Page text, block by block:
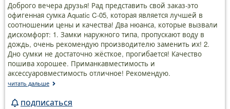
Доброго вечера друзья! Рад представить свой заказ-это
офигенная сумка Aquatic C-05, которая является лучшей в
соотношении цены и качества! Два нюанса, которые вызвали
дискомфорт: 1. Замки наружного типа, пропускают воду в
дождь, очень рекомендую производителю заменить их! 2.
Дно сумки не достаточно жёсткое, прогибается! Качество
пошива хорошее. Приманкавместимость и
аксессуаровместимость отличное! Рекомендую.
читать дальше
подписаться